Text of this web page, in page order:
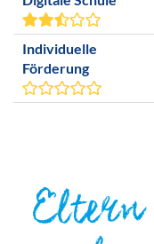
Individuelle
Förderung
Eltern